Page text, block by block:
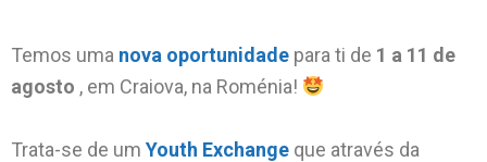
Temos uma nova oportunidade para ti de 1 a 11 de
agosto , em Craiova, na Roménia!
Trata-se de um Youth Exchange que através da